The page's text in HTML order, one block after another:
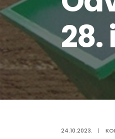
28.
24.10.2023. |